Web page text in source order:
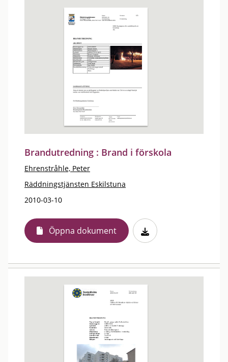
Brandutredning : Brand i förskola
Ehrenstråhle, Peter
Räddningstjänsten Eskilstuna
2010-03-10
Öppna dokument